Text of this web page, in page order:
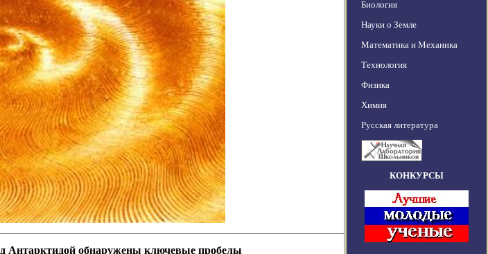
Антарктидой обнаружены ключевые пробелы
Биология
Науки о Земле
Математика и Механика
Технология
Физика
Химия
Русская литература
КОНКУРСЫ